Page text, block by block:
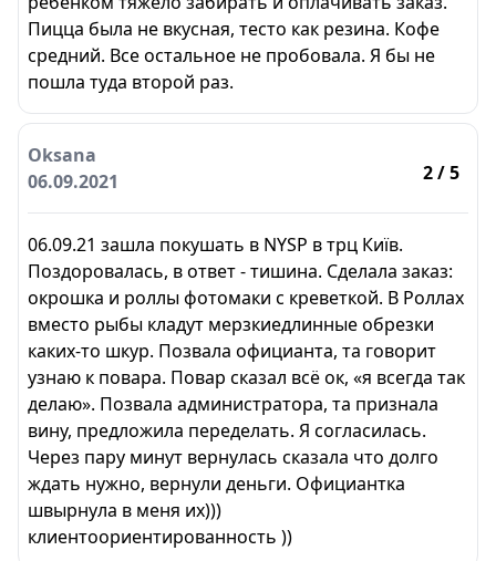
Пицца была не вкусная, тесто как резина. Кофе
средний. Все остальное не пробовала. Я бы не
пошла туда второй раз.
Oksana
06.09.2021
2/ 5
06.09.21 зашла покушать в NYSP в трц Київ.
Поздоровалась, в ответ - тишина. Сделала заказ:
окрошка и роллы фотомаки с креветкой. В Роллах
вместо рыбы кладут мерзкиедлинные обрезки
каких-то шкур. Позвала официанта, та говорит
узнаю к повара. Повар сказал всё ок, «я всегда так
делаю». Позвала администратора, та признала
вину, предложила переделать. Я согласилась.
Через пару минут вернулась сказала что долго
ждать нужно, вернули деньги. Официантка
швырнула в меня их)))
клиентоориентированность ))